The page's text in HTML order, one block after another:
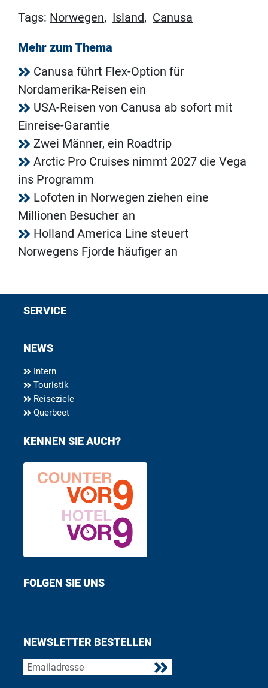
Tags: Norwegen, Island, Canusa
Mehr zum Thema
Canusa führt Flex-Option für
Nordamerika-Reisen ein
USA-Reisen von Canusa ab sofort mit
Einreise-Garantie
Zwei Männer, ein Roadtrip
Arctic Pro Cruises nimmt 2027 die Vega
ins Programm
Lofoten in Norwegen ziehen eine
Millionen Besucher an
Holland America Line steuert
Norwegens Fjorde häufiger an
SERVICE
NEWS
Intern
Touristik
Reiseziele
Querbeet
KENNEN SIE AUCH?
FOLGEN SIE UNS
NEWSLETTER BESTELLEN